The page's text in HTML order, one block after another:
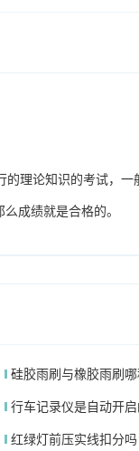
理论知识的考试，
成绩就是合格的。
硅胶雨刷与橡胶雨刷
行车记录仪是自动开
红绿灯前压实线扣分吗